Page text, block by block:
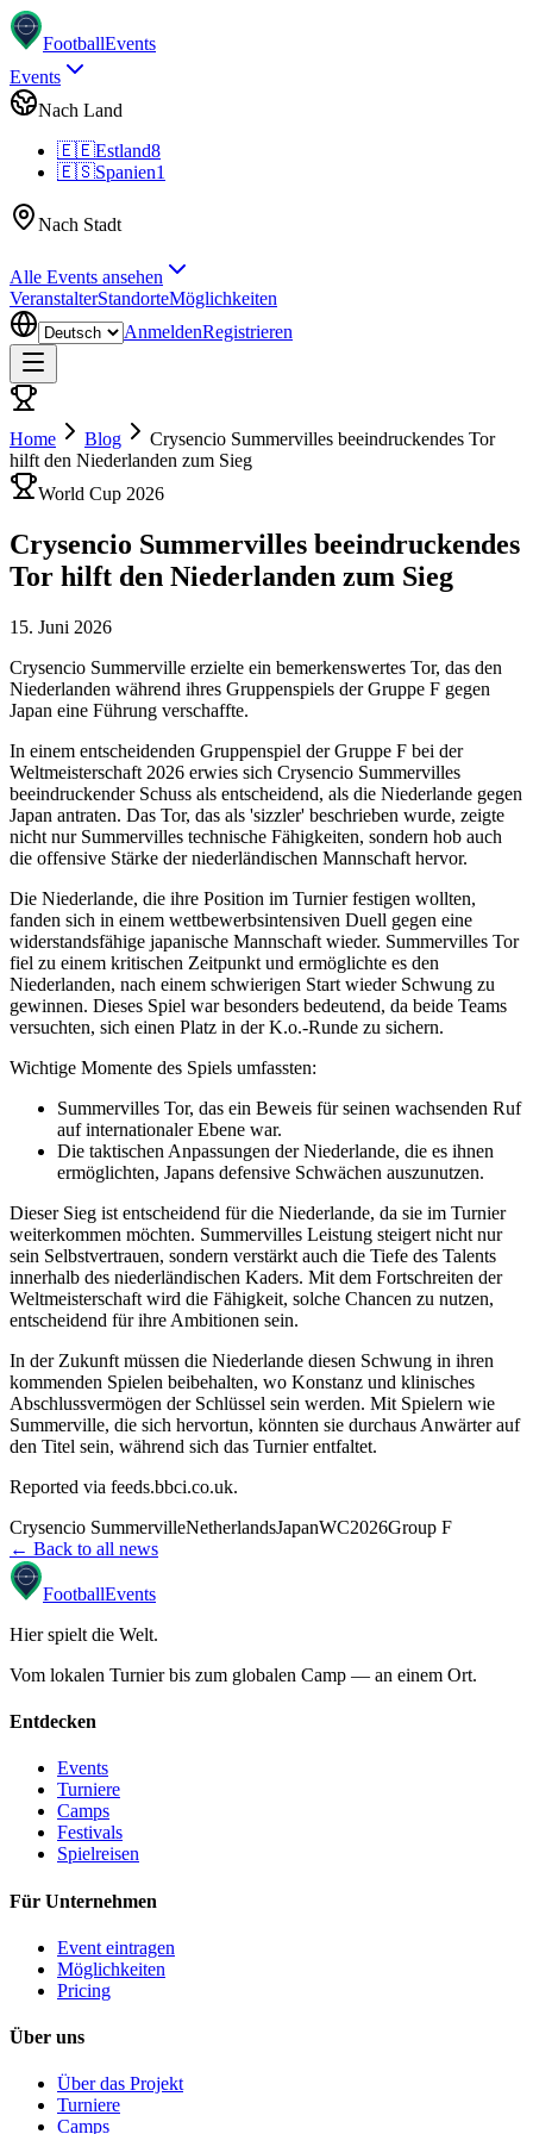
FootballEvents
Events
Nach Land
🇪🇪Estland8
🇪🇸Spanien1
Nach Stadt
Alle Events ansehen
VeranstalterStandorteMöglichkeiten
AnmeldenRegistrieren
Home Blog
Crysencio Summervilles beeindruckendes Tor
hilft den Niederlanden zum Sieg
World Cup 2026
Crysencio Summervilles beeindruckendes
Tor hilft den Niederlanden zum Sieg
15. Juni 2026
Crysencio Summerville erzielte ein bemerkenswertes Tor, das den
Niederlanden während ihres Gruppenspiels der Gruppe F gegen
Japan eine Führung verschaffte.
In einem entscheidenden Gruppenspiel der Gruppe F bei der
Weltmeisterschaft 2026 erwies sich Crysencio Summervilles
beeindruckender Schuss als entscheidend, als die Niederlande gegen
Japan antraten. Das Tor, das als 'sizzler' beschrieben wurde, zeigte
nicht nur Summervilles technische Fähigkeiten, sondern hob auch
die offensive Stärke der niederländischen Mannschaft hervor.
Die Niederlande, die ihre Position im Turnier festigen wollten,
fanden sich in einem wettbewerbsintensiven Duell gegen eine
widerstandsfähige japanische Mannschaft wieder. Summervilles Tor
fiel zu einem kritischen Zeitpunkt und ermöglichte es den
Niederlanden, nach einem schwierigen Start wieder Schwung zu
gewinnen. Dieses Spiel war besonders bedeutend, da beide Teams
versuchten, sich einen Platz in der K.o.-Runde zu sichern.
Wichtige Momente des Spiels umfassten:
Summervilles Tor, das ein Beweis für seinen wachsenden Ruf
auf internationaler Ebene war.
Die taktischen Anpassungen der Niederlande, die es ihnen
ermöglichten, Japans defensive Schwächen auszunutzen.
Dieser Sieg ist entscheidend für die Niederlande, da sie im Turnier
weiterkommen möchten. Summervilles Leistung steigert nicht nur
sein Selbstvertrauen, sondern verstärkt auch die Tiefe des Talents
innerhalb des niederländischen Kaders. Mit dem Fortschreiten der
Weltmeisterschaft wird die Fähigkeit, solche Chancen zu nutzen,
entscheidend für ihre Ambitionen sein.
In der Zukunft müssen die Niederlande diesen Schwung in ihren
kommenden Spielen beibehalten, wo Konstanz und klinisches
Abschlussvermögen der Schlüssel sein werden. Mit Spielern wie
Summerville, die sich hervortun, könnten sie durchaus Anwärter auf
den Titel sein, während sich das Turnier entfaltet.
Reported via feeds.bbci.co.uk.
Crysencio SummervilleNetherlandsJapanWC2026Group F
← Back to all news
FootballEvents
Hier spielt die Welt.
Vom lokalen Turnier bis zum globalen Camp — an einem Ort.
Entdecken
Events
Turniere
Camps
Festivals
Spielreisen
Für Unternehmen
Event eintragen
Möglichkeiten
Pricing
Über uns
Über das Projekt
Turniere
Camps